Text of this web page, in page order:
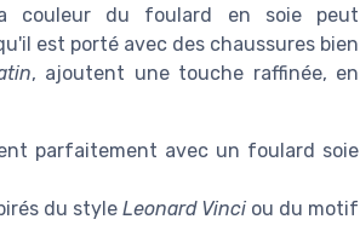
couleur du foulard en soie peut
est porté avec des chaussures bien
, ajoutent une touche raffinée, en
parfaitement avec un foulard soie
du style Leonard Vinci ou du motif